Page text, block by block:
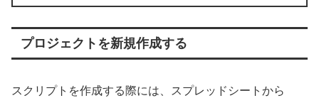
プロジェクトを新規作成する
スクリプトを作成する際には、スプレッドシートから